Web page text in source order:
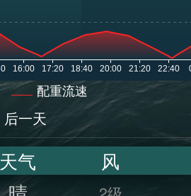
配重流速
后一天
天气 风